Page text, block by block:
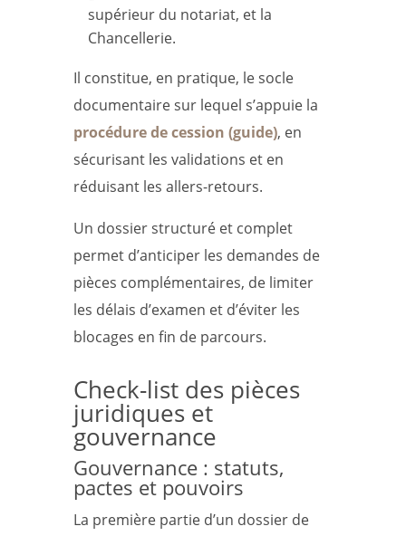
supérieur du notariat, et la
Chancellerie.
Il constitue, en pratique, le socle
documentaire sur lequel s’appuie la
procédure de cession (guide), en
sécurisant les validations et en
réduisant les allers-retours.
Un dossier structuré et complet
permet d’anticiper les demandes de
pièces complémentaires, de limiter
les délais d’examen et d’éviter les
blocages en fin de parcours.
Check-list des pièces
juridiques et
gouvernance
Gouvernance : statuts,
pactes et pouvoirs
La première partie d’un dossier de